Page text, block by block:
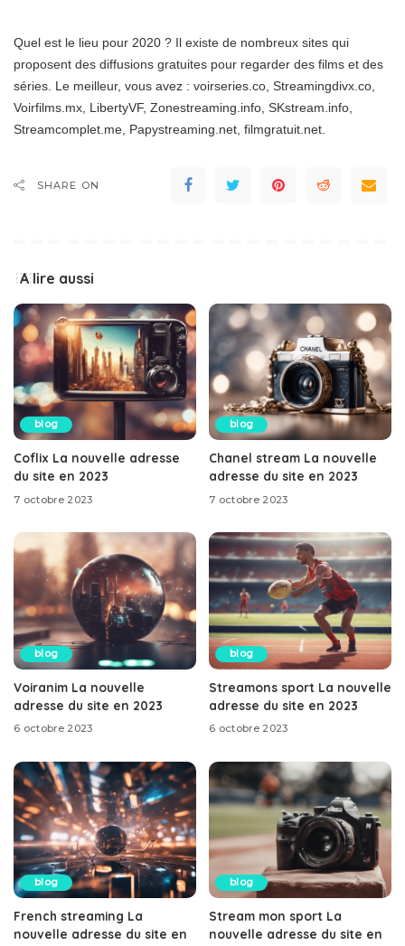
Quel est le lieu pour 2020 ? Il existe de nombreux sites qui
proposent des diffusions gratuites pour regarder des films et des
séries. Le meilleur, vous avez : voirseries.co, Streamingdivx.co,
Voirfilms.mx, LibertyVF, Zonestreaming.info, SKstream.info,
Streamcomplet.me, Papystreaming.net, filmgratuit.net.
SHARE ON
A lire aussi
blog
Coflix La nouvelle adresse
du site en 2023
7 octobre 2023
blog
Chanel stream La nouvelle
adresse du site en 2023
7 octobre 2023
blog
Voiranim La nouvelle
adresse du site en 2023
6 octobre 2023
blog
Streamons sport La nouvelle
adresse du site en 2023
6 octobre 2023
blog
French streaming La
nouvelle adresse du site en
blog
Stream mon sport La
nouvelle adresse du site en